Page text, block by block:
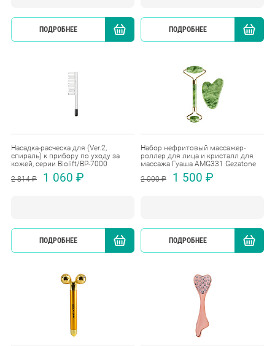
ПОДРОБНЕЕ КУПИТЬ
ПОДРОБНЕЕ
Насадка-расческа для (Ver.2,
спираль) к прибору по уходу за
кожей, серии Biolift/BP-7000
2 814 ₽
1 060 ₽
ПОДРОБНЕЕ КУПИТЬ
Набор нефритовый массажер-
роллер для лица и кристалл для
массажа Гуаша AMG331 Gezatone
2 000 ₽
1 500 ₽
ПОДРОБНЕЕ